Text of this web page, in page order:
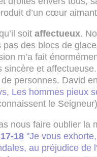
d’un cœur
soit affectueux.
des blocs de
m’a fait
sincère et
personnes. David
Les hommes pieux
le Seigneur)
nous faire oublier la
18 "Je vous
au préjudice de